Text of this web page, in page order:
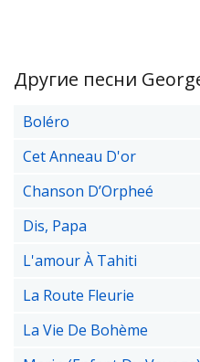
Другие песни
Boléro
Cet Anneau D'or
Chanson D’Orpheé
Dis, Papa
L'amour À Tahiti
La Route Fleurie
La Vie De Bohème